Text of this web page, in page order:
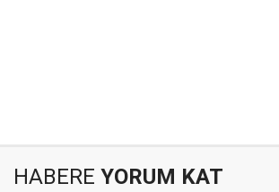
HABERE YORUM KAT